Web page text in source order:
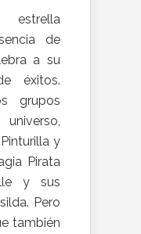
estrella
de
a su
éxitos.
grupos
y
Pirata
y sus
Pero
también